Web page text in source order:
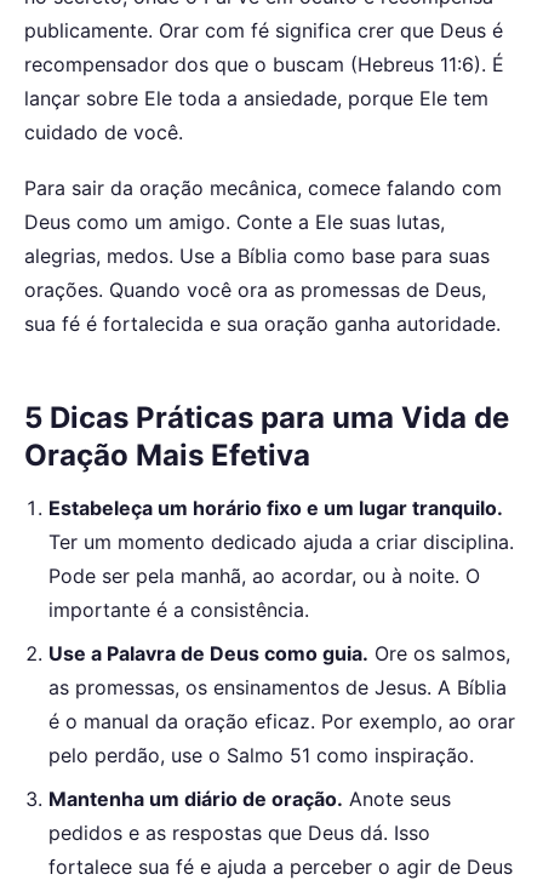
publicamente. Orar com fé significa crer que Deus é
recompensador dos que o buscam (Hebreus 11:6). É
lançar sobre Ele toda a ansiedade, porque Ele tem
cuidado de você.
Para sair da oração mecânica, comece falando com
Deus como um amigo. Conte a Ele suas lutas,
alegrias, medos. Use a Bíblia como base para suas
orações. Quando você ora as promessas de Deus,
sua fé é fortalecida e sua oração ganha autoridade.
5 Dicas Práticas para uma Vida de
Oração Mais Efetiva
Estabeleça um horário fixo e um lugar tranquilo.
Ter um momento dedicado ajuda a criar disciplina.
Pode ser pela manhã, ao acordar, ou à noite. O
importante é a consistência.
Use a Palavra de Deus como guia. Ore os salmos,
as promessas, os ensinamentos de Jesus. A Bíblia
é o manual da oração eficaz. Por exemplo, ao orar
pelo perdão, use o Salmo 51 como inspiração.
Mantenha um diário de oração. Anote seus
pedidos e as respostas que Deus dá. Isso
fortalece sua fé e ajuda a perceber o agir de Deus